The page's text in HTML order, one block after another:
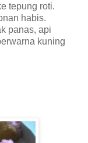
tepung roti.
habis.
panas, api
kuning